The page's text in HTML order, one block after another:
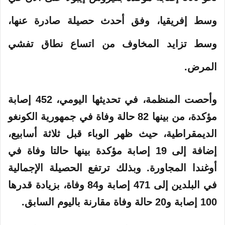
ن
ا
وسط إفريقيا، وفق أحدث حصيلة صادرة عنها،
وسط تزايد المخاوف من اتساع نطاق تفشي
المرض.
وأحصت المنظمة، في تحديثها اليومي، 452 إصابة
مؤكدة، من بينها 82 حالة وفاة في جمهورية الكونغو
الديمقراطية، حيث ظهر الوباء قبل ثلاثة أسابيع،
إضافة إلى 19 إصابة مؤكدة بينها حالتا وفاة في
أوغندا المجاورة. وبذلك ترتفع الحصيلة الإجمالية
في البلدين إلى 471 إصابة و84 وفاة، بزيادة قدرها
100 إصابة و20 حالة وفاة مقارنة باليوم السابق.